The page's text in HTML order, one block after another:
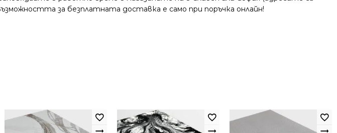
за безплатната доставка е само при поръчка онлайн!